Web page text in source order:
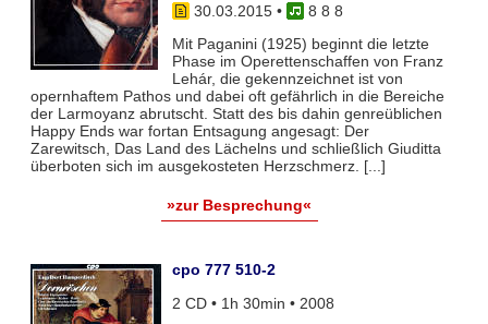
30.03.2015•
8 8 8
Mit Paganini (1925) beginnt die letzte
Phase im Operettenschaffen von Franz
Lehár, die gekennzeichnet ist von
opernhaftem Pathos und dabei oft gefährlich in die Bereiche
der Larmoyanz abrutscht. Statt des bis dahin genreüblichen
Happy Ends war fortan Entsagung angesagt: Der
Zarewitsch, Das Land des Lächelns und schließlich Giuditta
überboten sich im ausgekosteten Herzschmerz. [...]
»zur Besprechung«
cpo 777 510-2
2 CD • 1h 30min • 2008